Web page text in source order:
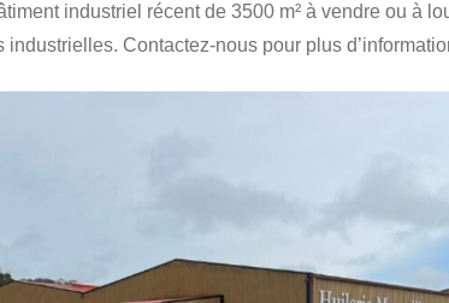
industriel récent de 3500 m² à vendre ou à
industrielles. Contactez-nous pour plus